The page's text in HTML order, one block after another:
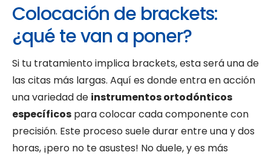
Colocación de brackets:
¿qué te van a poner?
Si tu tratamiento implica brackets, esta será una de
las citas más largas. Aquí es donde entra en acción
una variedad de instrumentos ortodónticos
específicos para colocar cada componente con
precisión. Este proceso suele durar entre una y dos
horas, ¡pero no te asustes! No duele, y es más